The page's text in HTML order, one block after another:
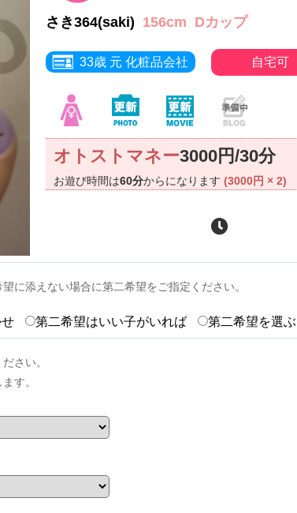
さき364(saki) 156cm Dカップ
33歳 元 化粧品会社 自宅可
オトストマネー3000円/30分
お遊び時間は60分からになります (3000円 × 2)
に添えない場合に第二希望をご指定ください。
第二希望はいい子がいれば 第二希望を選ぶ
さい。
す。